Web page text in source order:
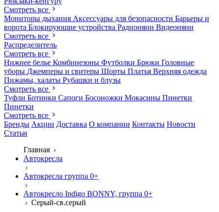
Смотреть все
Мониторы дыхания Аксессуары для безопасности Барьеры и
ворота Блокирующие устройства Радионяни Видеоняни
Смотреть все
Распределитель
Смотреть все
Нижнее белье Комбинезоны Футболки Брюки Головные
уборы Джемперы и свитеры Шорты Платья Верхняя одежда
Пижамы, халаты Рубашки и блузы
Смотреть все
Туфли Ботинки Сапоги Босоножки Мокасины Пинетки
Пинетки
Смотреть все
Бренды Акции Доставка О компании Контакты Новости
Статьи
Главная
Автокресла
Автокресла группа 0+
Автокресло Indigo BONNY, группа 0+
Серый-св.серый